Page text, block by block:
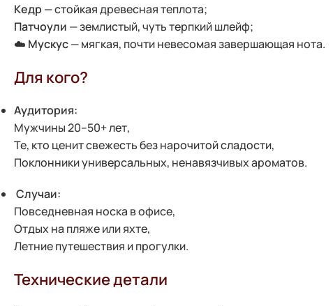
Кедр — стойкая древесная теплота;
Патчоули — землистый, чуть терпкий шлейф;
☁️ Мускус— мягкая, почти невесомая завершающая нота.
Для кого?
Аудитория:
Мужчины 20–50+ лет,
Те, кто ценит свежесть без нарочитой сладости,
Поклонники универсальных, ненавязчивых ароматов.
Случаи:
Повседневная носка в офисе,
Отдых на пляже или яхте,
Летние путешествия и прогулки.
Технические детали